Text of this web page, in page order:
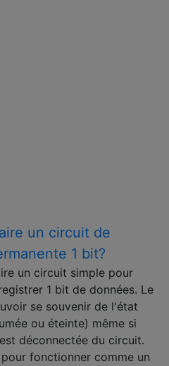
un circuit de
1 bit?
un circuit simple pour
1 bit de données. Le
se souvenir de l'état
ou éteinte) même si
déconnectée du circuit.
fonctionner comme un